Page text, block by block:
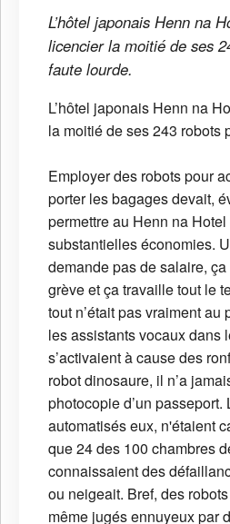
L’hôtel japonais Henn na
licencier la moitié de ses
faute lourde.
L’hôtel japonais Henn na
la moitié de ses 243 robots
Employer des robots pour
porter les bagages devait,
permettre au Henn na
substantielles économies.
demande pas de salaire,
grève et ça travaille tout le
tout n’était pas vraiment au
les assistants vocaux dans
s’activaient à cause des
robot dinosaure, il n’a
photocopie d’un passeport.
automatisés eux, n'étaient
que 24 des 100 chambres
connaissaient des
ou neigeait. Bref, des
même jugés ennuyeux par